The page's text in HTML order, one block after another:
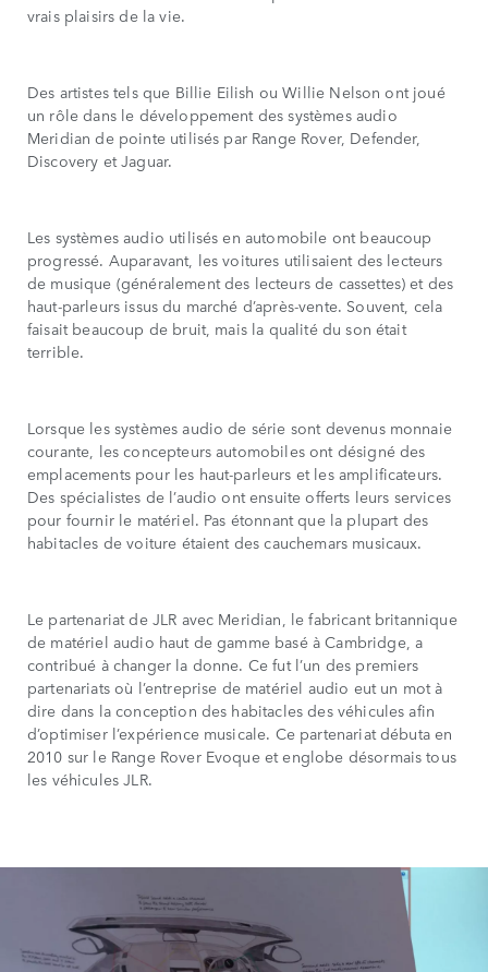
vrais plaisirs de la vie.
Des artistes tels que Billie Eilish ou Willie Nelson ont joué
un rôle dans le développement des systèmes audio
Meridian de pointe utilisés par Range Rover, Defender,
Discovery et Jaguar.
Les systèmes audio utilisés en automobile ont beaucoup
progressé. Auparavant, les voitures utilisaient des lecteurs
de musique (généralement des lecteurs de cassettes) et des
haut-parleurs issus du marché d’après-vente. Souvent, cela
faisait beaucoup de bruit, mais la qualité du son était
terrible.
Lorsque les systèmes audio de série sont devenus monnaie
courante, les concepteurs automobiles ont désigné des
emplacements pour les haut-parleurs et les amplificateurs.
Des spécialistes de l’audio ont ensuite offerts leurs services
pour fournir le matériel. Pas étonnant que la plupart des
habitacles de voiture étaient des cauchemars musicaux.
Le partenariat de JLR avec Meridian, le fabricant britannique
de matériel audio haut de gamme basé à Cambridge, a
contribué à changer la donne. Ce fut l’un des premiers
partenariats où l’entreprise de matériel audio eut un mot à
dire dans la conception des habitacles des véhicules afin
d’optimiser l’expérience musicale. Ce partenariat débuta en
2010 sur le Range Rover Evoque et englobe désormais tous
les véhicules JLR.